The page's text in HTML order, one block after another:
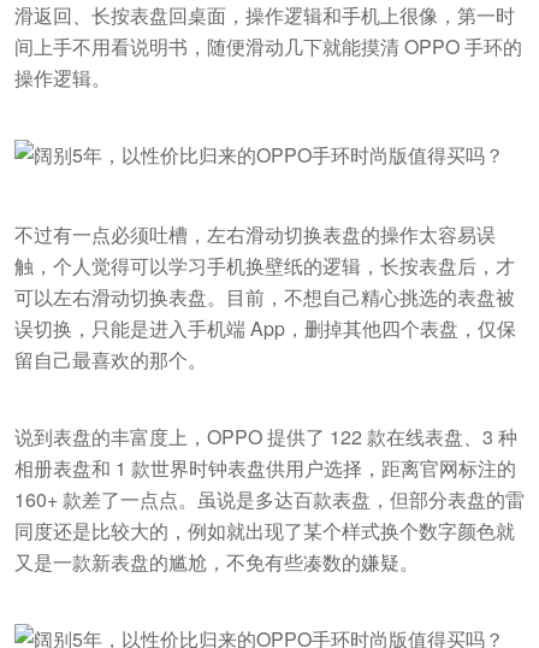
滑返回、长按表盘回桌面，操作逻辑和手机上很像，第一时
间上手不用看说明书，随便滑动几下就能摸清 OPPO 手环的
操作逻辑。
不过有一点必须吐槽，左右滑动切换表盘的操作太容易误
触，个人觉得可以学习手机换壁纸的逻辑，长按表盘后，才
可以左右滑动切换表盘。目前，不想自己精心挑选的表盘被
误切换，只能是进入手机端 App，删掉其他四个表盘，仅保
留自己最喜欢的那个。
说到表盘的丰富度上，OPPO 提供了 122 款在线表盘、3 种
相册表盘和 1 款世界时钟表盘供用户选择，距离官网标注的
160+ 款差了一点点。虽说是多达百款表盘，但部分表盘的雷
同度还是比较大的，例如就出现了某个样式换个数字颜色就
又是一款新表盘的尴尬，不免有些凑数的嫌疑。